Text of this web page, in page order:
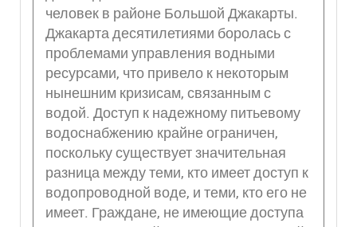
человек в районе Большой Джакарты.
Джакарта десятилетиями боролась с
проблемами управления водными
ресурсами, что привело к некоторым
нынешним кризисам, связанным с
водой. Доступ к надежному питьевому
водоснабжению крайне ограничен,
поскольку существует значительная
разница между теми, кто имеет доступ к
водопроводной воде, и теми, кто его не
имеет. Граждане, не имеющие доступа